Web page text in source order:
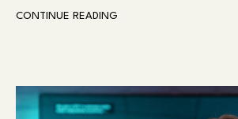
CONTINUE READING